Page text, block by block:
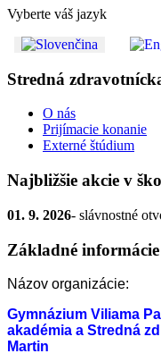
Vyberte váš jazyk
Stredná
O nás
Prijímacie konanie
Externé štúdium
Najbližšie akcie v
01. 9. 2026- slávnostné
Základné informácie
Názov organizácie:
Gymnázium Viliama
akadémia a Stredná
Martin